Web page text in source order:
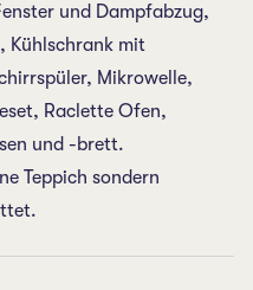
und Dampfabzug,
Kühlschrank mit
Mikrowelle,
Raclette Ofen,
und -brett.
Teppich sondern